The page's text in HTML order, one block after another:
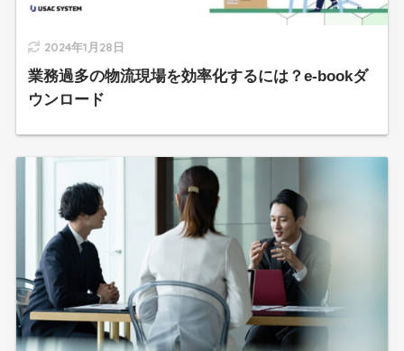
2024年1月28日
業務過多の物流現場を効率化するには？e-bookダ
ウンロード